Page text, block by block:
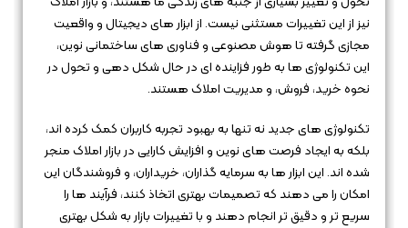
نیز از این تغییرات مستثنی نیست. از ابزار های دیجیتال و واقعیت
مجازی گرفته تا هوش مصنوعی و فناوری‌ های ساختمانی نوین،
این تکنولوژی‌ ها به طور فزاینده‌ ای در حال شکل‌ دهی و تحول در
نحوه خرید، فروش، و مدیریت املاک هستند.
تکنولوژی‌ های جدید نه تنها به بهبود تجربه کاربران کمک کرده‌ اند،
بلکه به ایجاد فرصت‌ های نوین و افزایش کارایی در بازار املاک منجر
شده‌ اند. این ابزار ها به سرمایه‌ گذاران، خریداران، و فروشندگان این
امکان را می‌ دهند که تصمیمات بهتری اتخاذ کنند، فرآیند ها را
سریع‌ تر و دقیق‌ تر انجام دهند و با تغییرات بازار به شکل بهتری